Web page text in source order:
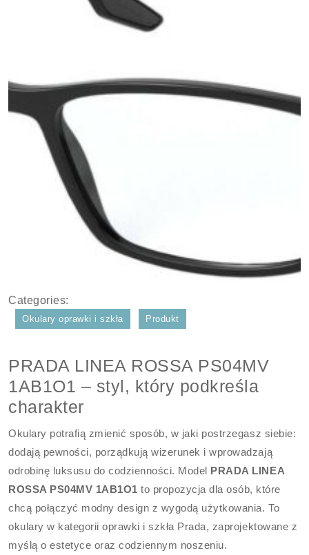
Categories:
Okulary oprawki i szkła Produkt
PRADA LINEA ROSSA PS04MV
1AB1O1 – styl, który podkreśla
charakter
Okulary potrafią zmienić sposób, w jaki postrzegasz siebie:
dodają pewności, porządkują wizerunek i wprowadzają
odrobinę luksusu do codzienności. Model PRADA LINEA
ROSSA PS04MV 1AB1O1 to propozycja dla osób, które
chcą połączyć modny design z wygodą użytkowania. To
okulary w kategorii oprawki i szkła Prada, zaprojektowane z
myślą o estetyce oraz codziennym noszeniu.